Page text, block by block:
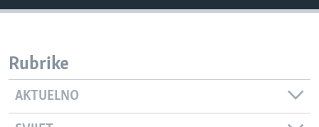
Rubrike
AKTUELNO